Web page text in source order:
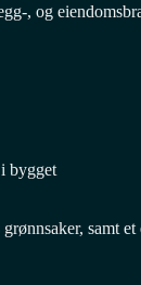
, og
bygget
samt